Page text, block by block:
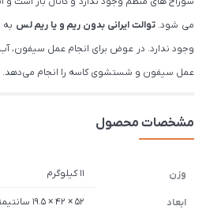
می شود.توالت ایرانی بدون ریم و یا ریم لس
وجود ندارد. در عوض برای انجام عمل سیفون،
عمل سیفون و شستشوی کاسه را انجام می‌دهد.
مشخصات محصول
وزن 11 کیلوگرم
ابعاد 52 × 42 × 19.5 سانتیمتر